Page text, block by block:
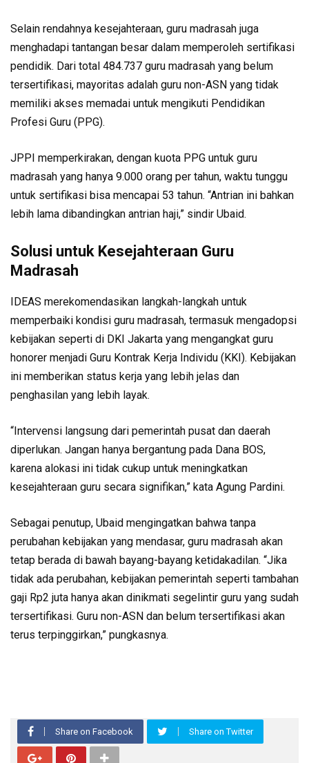
Selain rendahnya kesejahteraan, guru madrasah juga
menghadapi tantangan besar dalam memperoleh sertifikasi
pendidik. Dari total 484.737 guru madrasah yang belum
tersertifikasi, mayoritas adalah guru non-ASN yang tidak
memiliki akses memadai untuk mengikuti Pendidikan
Profesi Guru (PPG).
JPPI memperkirakan, dengan kuota PPG untuk guru
madrasah yang hanya 9.000 orang per tahun, waktu tunggu
untuk sertifikasi bisa mencapai 53 tahun. “Antrian ini bahkan
lebih lama dibandingkan antrian haji,” sindir Ubaid.
Solusi untuk Kesejahteraan Guru
Madrasah
IDEAS merekomendasikan langkah-langkah untuk
memperbaiki kondisi guru madrasah, termasuk mengadopsi
kebijakan seperti di DKI Jakarta yang mengangkat guru
honorer menjadi Guru Kontrak Kerja Individu (KKI). Kebijakan
ini memberikan status kerja yang lebih jelas dan
penghasilan yang lebih layak.
“Intervensi langsung dari pemerintah pusat dan daerah
diperlukan. Jangan hanya bergantung pada Dana BOS,
karena alokasi ini tidak cukup untuk meningkatkan
kesejahteraan guru secara signifikan,” kata Agung Pardini.
Sebagai penutup, Ubaid mengingatkan bahwa tanpa
perubahan kebijakan yang mendasar, guru madrasah akan
tetap berada di bawah bayang-bayang ketidakadilan. “Jika
tidak ada perubahan, kebijakan pemerintah seperti tambahan
gaji Rp2 juta hanya akan dinikmati segelintir guru yang sudah
tersertifikasi. Guru non-ASN dan belum tersertifikasi akan
terus terpinggirkan,” pungkasnya.
Share on Facebook Share on Twitter